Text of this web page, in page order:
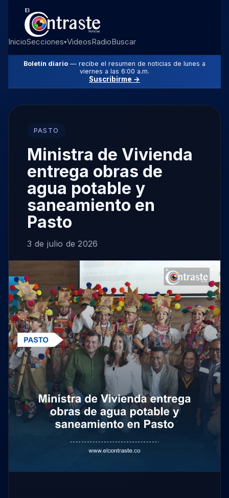
InicioSecciones▾VideosRadioBuscar
Boletín diario — recibe el resumen de noticias de lunes a
viernes a las 6:00 a.m.
Suscribirme →
PASTO
Ministra de Vivienda
entrega obras de
agua potable y
saneamiento en
Pasto
3 de julio de 2026